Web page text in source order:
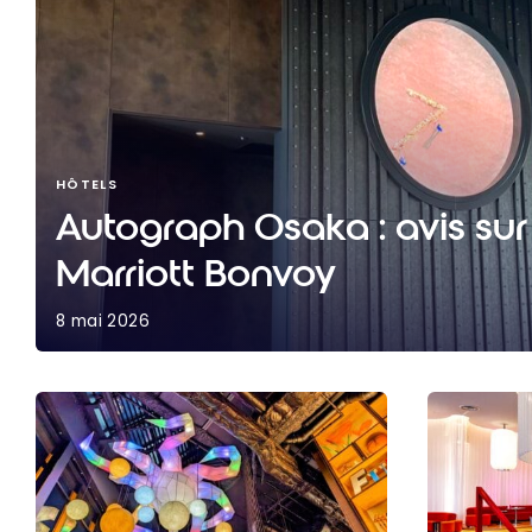
HÔTELS
Autograph Osaka : avis sur
Marriott Bonvoy
8 mai 2026